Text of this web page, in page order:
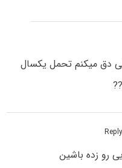
دق میکنم تحمل یکسال
رو زده باشین